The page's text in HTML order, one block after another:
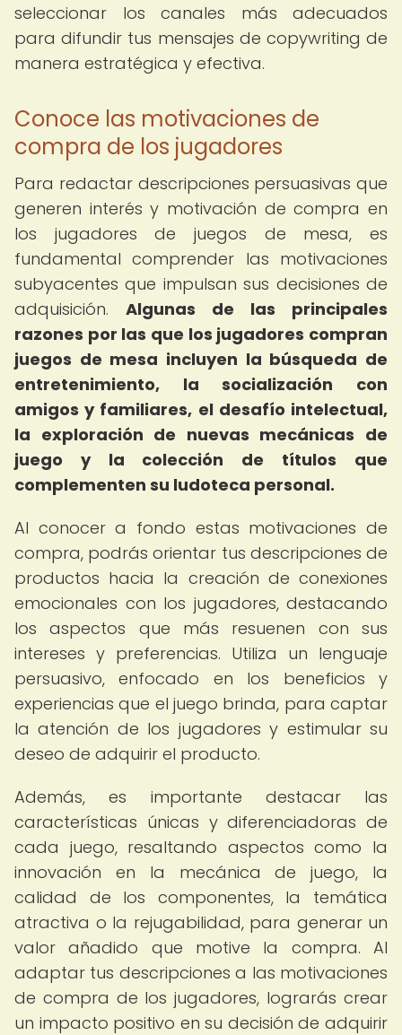
seleccionar los canales más adecuados
para difundir tus mensajes de copywriting de
manera estratégica y efectiva.
Conoce las motivaciones de
compra de los jugadores
Para redactar descripciones persuasivas que
generen interés y motivación de compra en
los jugadores de juegos de mesa, es
fundamental comprender las motivaciones
subyacentes que impulsan sus decisiones de
adquisición. Algunas de las principales
razones por las que los jugadores compran
juegos de mesa incluyen la búsqueda de
entretenimiento, la socialización con
amigos y familiares, el desafío intelectual,
la exploración de nuevas mecánicas de
juego y la colección de títulos que
complementen su ludoteca personal.
Al conocer a fondo estas motivaciones de
compra, podrás orientar tus descripciones de
productos hacia la creación de conexiones
emocionales con los jugadores, destacando
los aspectos que más resuenen con sus
intereses y preferencias. Utiliza un lenguaje
persuasivo, enfocado en los beneficios y
experiencias que el juego brinda, para captar
la atención de los jugadores y estimular su
deseo de adquirir el producto.
Además, es importante destacar las
características únicas y diferenciadoras de
cada juego, resaltando aspectos como la
innovación en la mecánica de juego, la
calidad de los componentes, la temática
atractiva o la rejugabilidad, para generar un
valor añadido que motive la compra. Al
adaptar tus descripciones a las motivaciones
de compra de los jugadores, lograrás crear
un impacto positivo en su decisión de adquirir